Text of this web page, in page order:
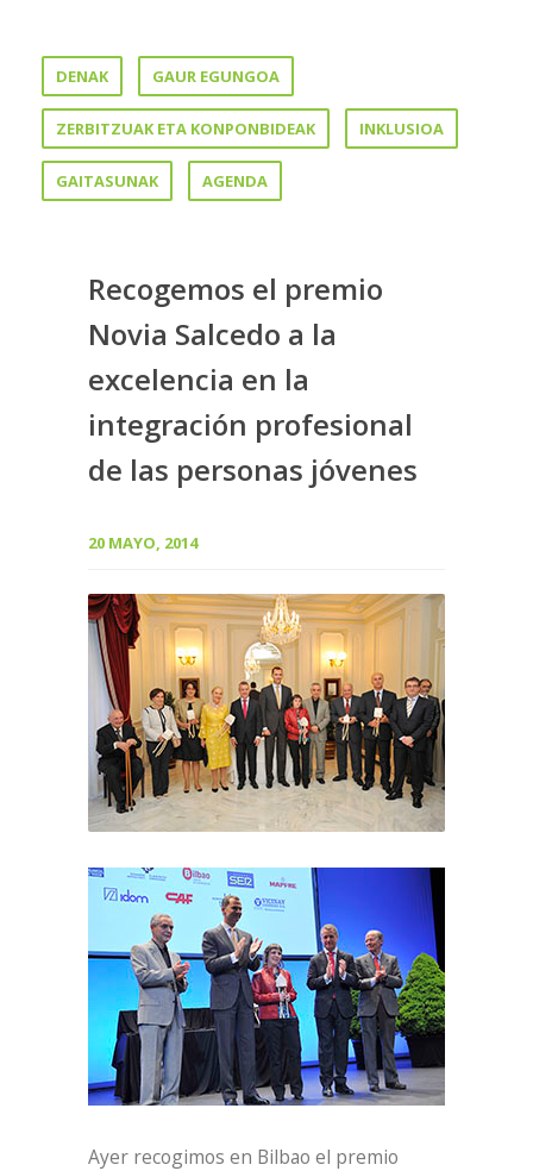
DENAK GAUR EGUNGOA
ZERBITZUAK ETA KONPONBIDEAK INKLUSIOA
GAITASUNAK AGENDA
Recogemos el premio
Novia Salcedo a la
excelencia en la
integración profesional
de las personas jóvenes
20 MAYO, 2014
Ayer recogimos en Bilbao el premio